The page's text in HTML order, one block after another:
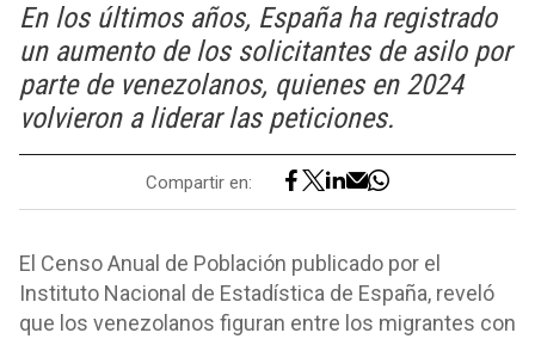
En los últimos años, España ha registrado
un aumento de los solicitantes de asilo por
parte de venezolanos, quienes en 2024
volvieron a liderar las peticiones.
Compartir en:
El Censo Anual de Población publicado por el
Instituto Nacional de Estadística de España, reveló
que los venezolanos figuran entre los migrantes con